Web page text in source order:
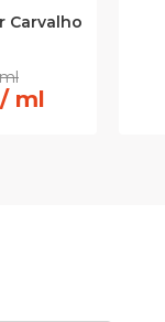
Carvalho
ml